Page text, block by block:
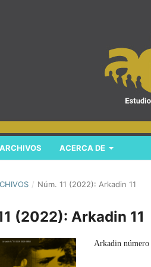
ARCHIVOS ACERCA DE
/ Núm. 11 (2022): Arkadin 11
(2022): Arkadin 11
Arkadin número